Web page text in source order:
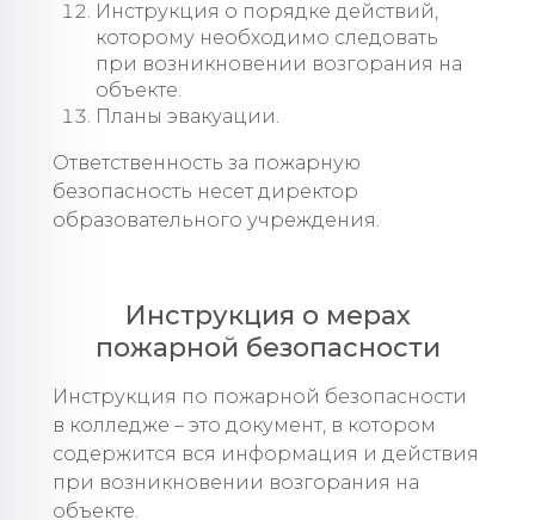
Инструкция о порядке действий,
которому необходимо следовать
при возникновении возгорания на
объекте.
Планы эвакуации.
Ответственность за пожарную
безопасность несет директор
образовательного учреждения.
Инструкция о мерах
пожарной безопасности
Инструкция по пожарной безопасности
в колледже – это документ, в котором
содержится вся информация и действия
при возникновении возгорания на
объекте.